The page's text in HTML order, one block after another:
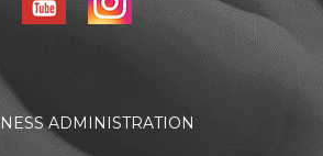
ADMINISTRATION